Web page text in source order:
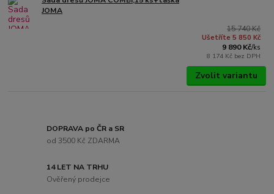
JOMA
15 740 Kč
Ušetříte 5 850 Kč
9 890 Kč/ks
8 174 Kč bez DPH
Zvolit variantu
DOPRAVA po ČR a SR
od 3500 Kč ZDARMA
14 LET NA TRHU
Ověřený prodejce